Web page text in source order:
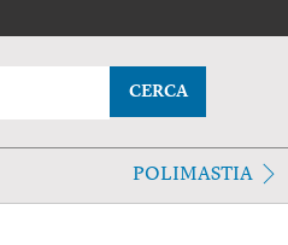
CERCA
POLIMASTIA